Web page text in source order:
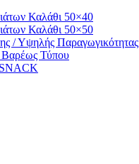
Καλάθι 50×40
Καλάθι 50×50
/ Υψηλής Παραγωγικότητας
Βαρέως Τύπου